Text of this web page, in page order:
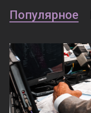
Популярное